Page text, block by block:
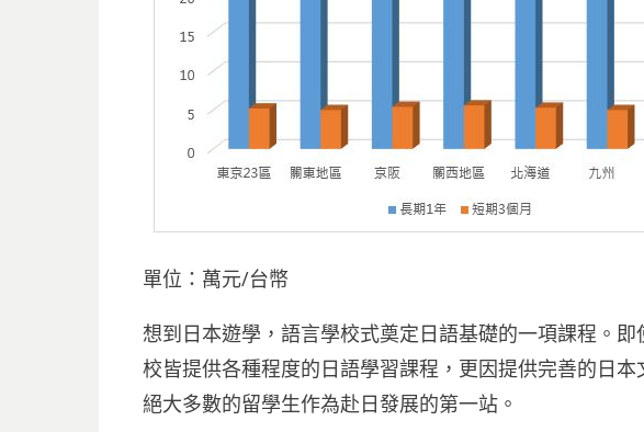
單位：萬元/台幣
想到日本遊學，語言學校式奠定日語基礎的一項課程。
校皆提供各種程度的日語學習課程，更因提供完善的日
絕大多數的留學生作為赴日發展的第一站。